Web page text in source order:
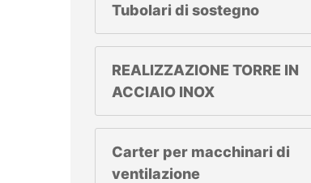
Tubolari di sostegno
REALIZZAZIONE TORRE IN
ACCIAIO INOX
Carter per macchinari di
ventilazione